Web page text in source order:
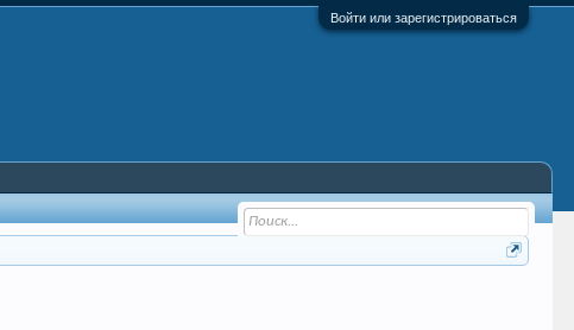
Войти или зарегистрироваться